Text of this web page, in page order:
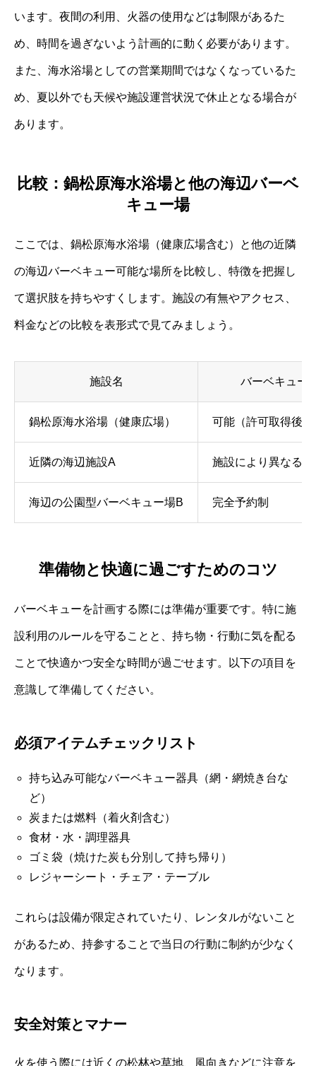
います。夜間の利用、火器の使用などは制限があるた
め、時間を過ぎないよう計画的に動く必要があります。
また、海水浴場としての営業期間ではなくなっているた
め、夏以外でも天候や施設運営状況で休止となる場合が
あります。
比較：鍋松原海水浴場と他の海辺バーベ
キュー場
ここでは、鍋松原海水浴場（健康広場含む）と他の近隣
の海辺バーベキュー可能な場所を比較し、特徴を把握し
て選択肢を持ちやすくします。施設の有無やアクセス、
料金などの比較を表形式で見てみましょう。
施設名 バーベキュー
鍋松原海水浴場（健康広場） 可能（許可取得後
近隣の海辺施設A 施設により異なる
海辺の公園型バーベキュー場B 完全予約制
準備物と快適に過ごすためのコツ
バーベキューを計画する際には準備が重要です。特に施
設利用のルールを守ることと、持ち物・行動に気を配る
ことで快適かつ安全な時間が過ごせます。以下の項目を
意識して準備してください。
必須アイテムチェックリスト
持ち込み可能なバーベキュー器具（網・網焼き台な
ど）
炭または燃料（着火剤含む）
食材・水・調理器具
ゴミ袋（焼けた炭も分別して持ち帰り）
レジャーシート・チェア・テーブル
これらは設備が限定されていたり、レンタルがないこと
があるため、持参することで当日の行動に制約が少なく
なります。
安全対策とマナー
火を使う際には近くの松林や草地、風向きなどに注意を